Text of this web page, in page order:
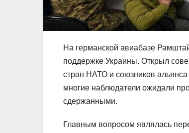
На германской авиабазе
поддержке Украины. Открыл
стран НАТО и союзников
многие наблюдатели ожидали
сдержанными.
Главным вопросом являлась